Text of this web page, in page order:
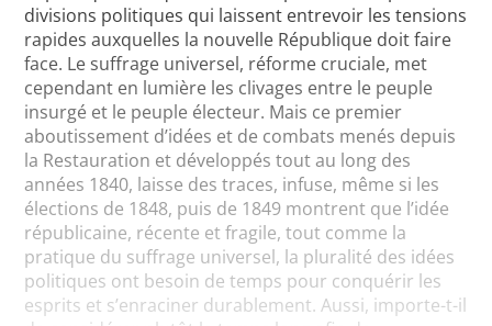
divisions politiques qui laissent entrevoir les tensions
rapides auxquelles la nouvelle République doit faire
face. Le suffrage universel, réforme cruciale, met
cependant en lumière les clivages entre le peuple
insurgé et le peuple électeur. Mais ce premier
aboutissement d’idées et de combats menés depuis
la Restauration et développés tout au long des
années 1840, laisse des traces, infuse, même si les
élections de 1848, puis de 1849 montrent que l’idée
républicaine, récente et fragile, tout comme la
pratique du suffrage universel, la pluralité des idées
politiques ont besoin de temps pour conquérir les
esprits et s’enraciner durablement. Aussi, importe-t-il